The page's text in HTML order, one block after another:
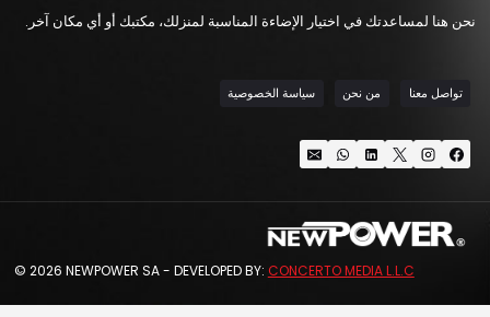
نحن هنا لمساعدتك في اختيار الإضاءة المناسبة لمنزلك، مكتبك أو أي مكان آخر.
تواصل معنا من نحن سياسة الخصوصية
© 2026 NEWPOWER SA - DEVELOPED BY:CONCERTO MEDIA L.L.C